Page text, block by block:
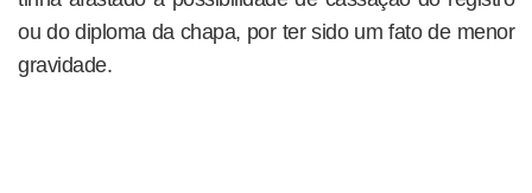
ou do diploma da chapa, por ter sido um fato de menor
gravidade.